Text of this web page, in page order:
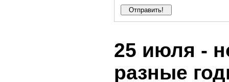
25 июля -
разные